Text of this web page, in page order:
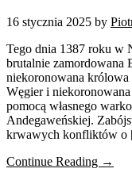
16 stycznia 2025 by
Tego dnia 1387 roku w
brutalnie zamordowana
niekoronowana
Węgier i niekoronowana
pomocą własnego
Andegaweńskiej.
krwawych konfliktów
Continue Reading →